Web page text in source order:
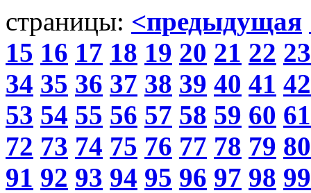
страницы: <предыдущая
15 16 17 18 19 20 21 22 23
34 35 36 37 38 39 40 41 42
53 54 55 56 57 58 59 60 61
72 73 74 75 76 77 78 79 80
91 92 93 94 95 96 97 98 99